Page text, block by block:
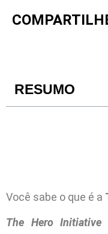
RESUMO
Você sabe o que é a
The Hero Initiative